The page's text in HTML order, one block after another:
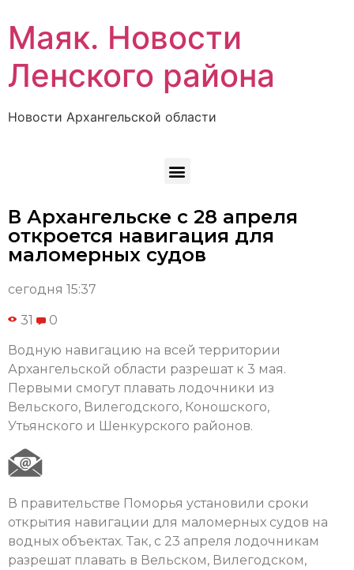
Маяк. Новости
Ленского района
Новости Архангельской области
В Архангельске с 28 апреля
откроется навигация для
маломерных судов
сегодня 15:37
31 0
Водную навигацию на всей территории
Архангельской области разрешат к 3 мая.
Первыми смогут плавать лодочники из
Вельского, Вилегодского, Коношского,
Утьянского и Шенкурского районов.
В правительстве Поморья установили сроки
открытия навигации для маломерных судов на
водных объектах. Так, с 23 апреля лодочникам
разрешат плавать в Вельском, Вилегодском,